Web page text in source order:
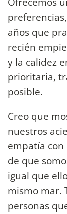
años que
recién
y la calidez
prioritaria,
posible.
Creo que
nuestros
empatía con
de que
igual que
mismo mar.
personas